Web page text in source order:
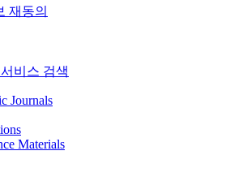
재동의
비스 검색
Journals
Materials